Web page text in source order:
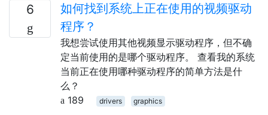
6
如何找到系统上正在使用的视频驱动
程序？
我想尝试使用其他视频显示驱动程序，但不确
定当前使用的是哪个驱动程序。 查看我的系统
当前正在使用哪种驱动程序的简单方法是什
么？
189
drivers graphics